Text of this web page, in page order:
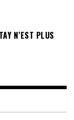
N’EST PLUS